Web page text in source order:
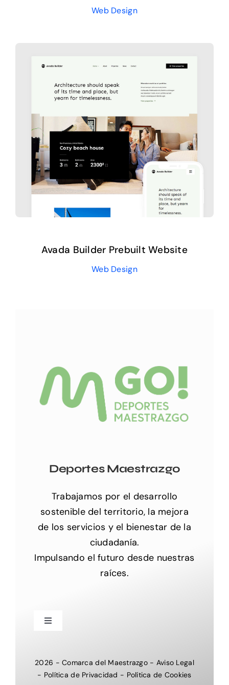
Web Design
Avada Builder Prebuilt Website
Web Design
Deportes Maestrazgo
Trabajamos por el desarrollo
sostenible del territorio, la mejora
de los servicios y el bienestar de la
ciudadanía.
Impulsando el futuro desde nuestras
raíces.
Toggle
Nosotros
2026 -Comarca del Maestrazgo - Aviso Legal
- Política de Privacidad - Política de Cookies